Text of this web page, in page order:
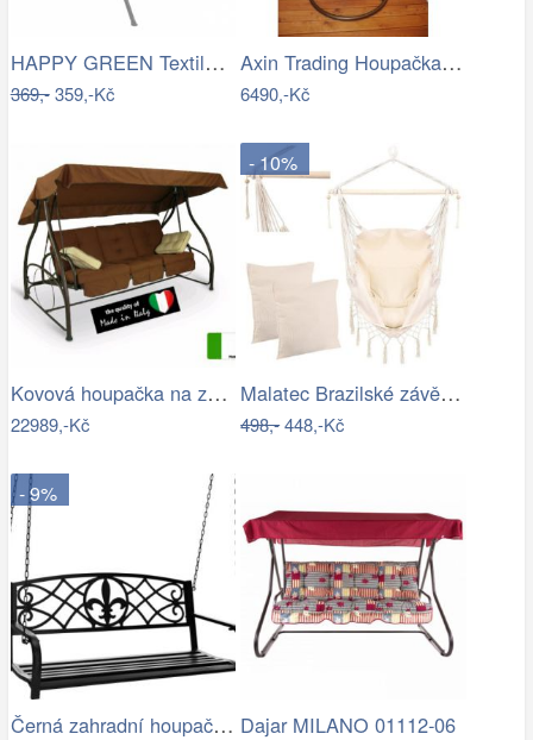
HAPPY GREEN Textilní sedák na houpačku,…
369,-359,-Kč
Axin Trading Houpačka závěsná Bella se…
6490,-Kč
Kovová houpačka na zahradu - VGD
22989,-Kč
- 10%
Malatec Brazilské závěsné houpací…
498,-448,-Kč
- 9%
Černá zahradní houpačka Ameli Dajar MILANO 01112-06